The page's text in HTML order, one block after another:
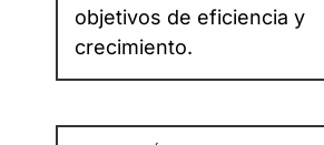
objetivos de eficiencia y
crecimiento.